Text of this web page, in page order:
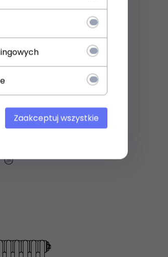
Zaakceptuj wszystkie